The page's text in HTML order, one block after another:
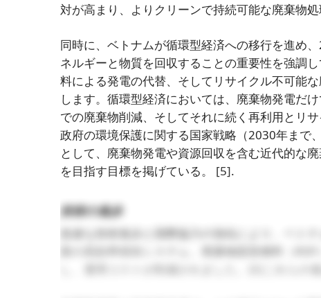
対が高まり、よりクリーンで持続可能な廃棄物
同時に、ベトナムが循環型経済への移行を進め
ネルギーと物質を回収することの重要性を強調
料による発電の代替、そしてリサイクル不可能
します。循環型経済においては、廃棄物発電だ
での廃棄物削減、そしてそれに続く再利用とリ
政府の環境保護に関する国家戦略（2030年まで
として、廃棄物発電や資源回収を含む近代的な
を目指す目標を掲げている。 [5].
技術の進歩
急速な技術進歩と国際協力の強化により、ベト
新の高効率焼却システム、廃棄物固形燃料（